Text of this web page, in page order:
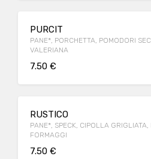
PURCIT
PANE*, PORCHETTA, POMODORI
VALERIANA
7.50 €
RUSTICO
PANE*, SPECK, CIPOLLA
FORMAGGI
7.50 €